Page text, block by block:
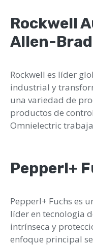
Rockwell
Allen-
Rockwell es líder
industrial y
una variedad de
productos de
Omnielectric
Pepperl+
Pepperl+ Fuchs es
líder en tecnologia
intrínseca y
enfoque principal